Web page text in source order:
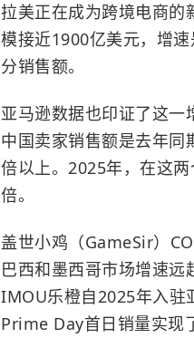
拉美正在成为跨境电商
模接近1900亿美元，增
分销售额。
亚马逊数据也印证了这一
中国卖家销售额是去年
倍以上。2025年，在这
倍。
盖世小鸡（GameSir）
巴西和墨西哥市场增速远
IMOU乐橙自2025年入驻
Prime Day首日销量实现